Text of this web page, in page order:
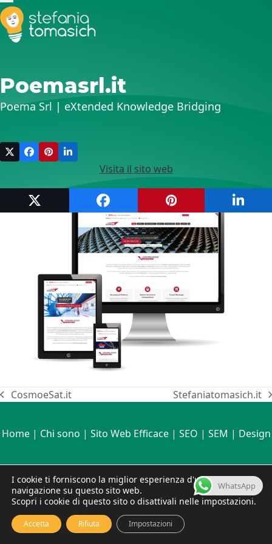
Skip
to
content
Open
mobile
Close
mobile
Poemasrl.it
Poema Srl | eXtended Knowledge Bridging
Visita il sito web
postCosmoeSat.it
articolo
Stefaniatomasich.it
Home| Chi sono | Sito Web Efficace| SEO | SEM | Design
Copyright © Stefania Tomasich 1999 - 2026 - Tutti i diritti sono
riservati | P.IVA 16060691009
Note legaliPolitiche di PrivacyContatti
I cookie ti forniscono la miglior esperienza d'uso e
navigazione su questo sito web.
Scopri i cookie di questo sito o disattivali nelle impostazioni.
Accetta Rifiuta Impostazioni
WhatsApp